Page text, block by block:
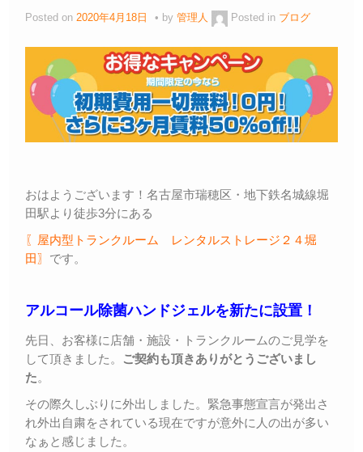
Posted on 2020年4月18日 by 管理人 Posted in ブログ
おはようございます！名古屋市瑞穂区・地下鉄名城線堀
田駅より徒歩3分にある
〖屋内型トランクルーム レンタルストレージ２４堀
田〗 です。
アルコール除菌ハンドジェルを新たに設置！
先日、お客様に店舗・施設・トランクルームのご見学を
して頂きました。 ご契約も頂きありがとうございまし
た。
その際久しぶりに外出しました。緊急事態宣言が発出さ
れ外出自粛をされている現在ですが意外に人の出が多い
なぁと感じました。